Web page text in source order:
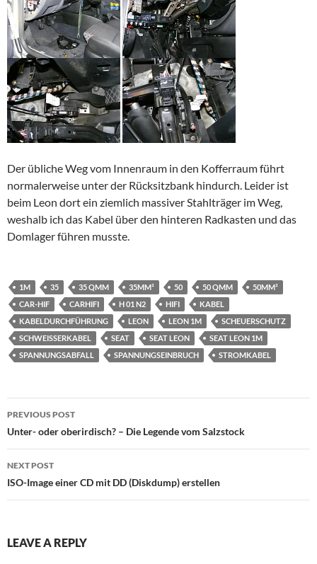
Der übliche Weg vom Innenraum in den Kofferraum führt
normalerweise unter der Rücksitzbank hindurch. Leider ist
beim Leon dort ein ziemlich massiver Stahlträger im Weg,
weshalb ich das Kabel über den hinteren Radkasten und das
Domlager führen musste.
1M 35 35 QMM 35MM² 50 50 QMM
50MM²
CAR-HIF
CARHIFI H 01 N2 HIFI
KABEL
KABELDURCHFÜHRUNG
LEON LEON 1M
SCHEUERSCHUTZ
SCHWEISSERKABEL
SEAT SEAT LEON
SEAT LEON 1M
SPANNUNGSABFALL
SPANNUNGSEINBRUCH STROMKABEL
Post
navigation
PREVIOUS POST
Unter- oder oberirdisch? – Die Legende vom Salzstock
NEXT POST
ISO-Image einer CD mit DD (Diskdump) erstellen
LEAVE A REPLY